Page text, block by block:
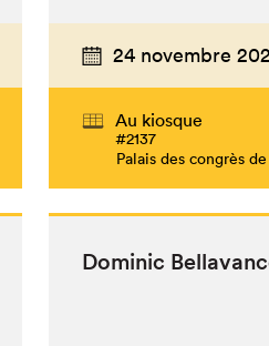
24 novembre
Au kiosque
#2137
Palais des congrès
Dominic